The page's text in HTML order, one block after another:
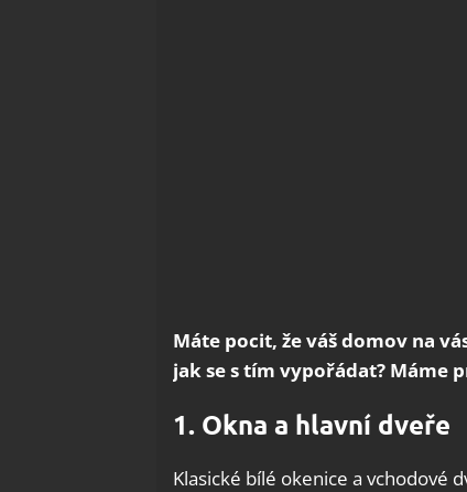
Máte pocit, že váš domov na
jak se s tím vypořádat? Máme
1. Okna a hlavní dveře
Klasické bílé okenice a vchodové